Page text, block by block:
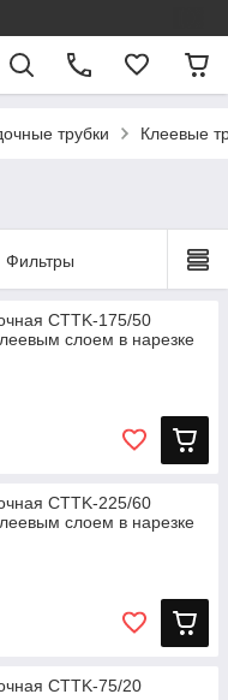
трубки Клеевые
Фильтры
CTTK-175/50
слоем в нарезке
CTTK-225/60
слоем в нарезке
CTTK-75/20